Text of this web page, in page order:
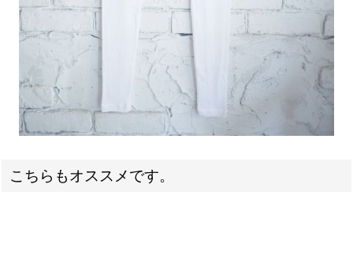
こちらもオススメです。